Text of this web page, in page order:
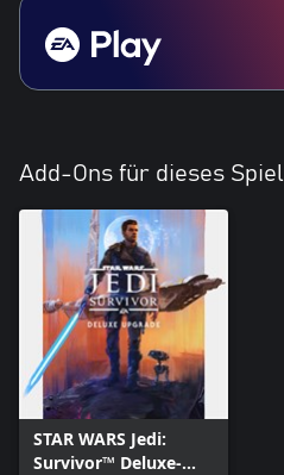
Add-Ons für dieses Spiel
STAR WARS Jedi:
Survivor™ Deluxe-